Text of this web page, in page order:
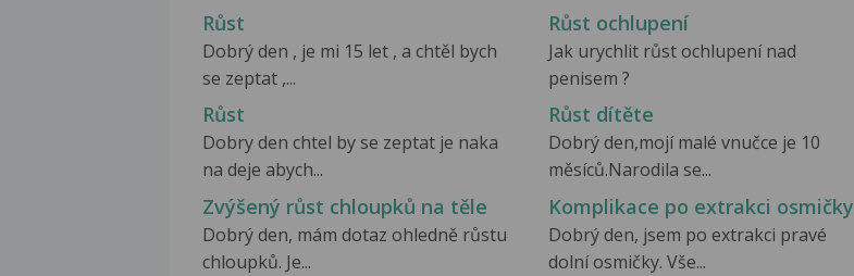
Růst
Dobrý den , je mi 15 let , a chtěl bych
se zeptat ,...
Růst ochlupení
Jak urychlit růst ochlupení nad
penisem ?
Růst
Dobry den chtel by se zeptat je naka
na deje abych...
Růst dítěte
Dobrý den,mojí malé vnučce je 10
měsíců.Narodila se...
Zvýšený růst chloupků na těle
Dobrý den, mám dotaz ohledně růstu
chloupků. Je...
Komplikace po extrakci osmičky
Dobrý den, jsem po extrakci pravé
dolní osmičky. Vše...